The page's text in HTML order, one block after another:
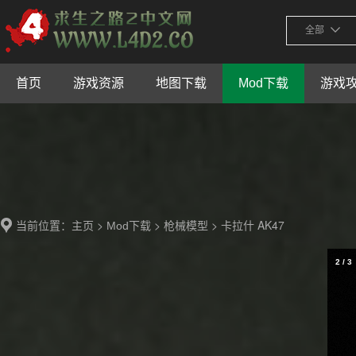
全部
首页 游戏资源 地图下载 Mod下载 游戏
当前位置： 主页 > Mod下载 > 枪械模型 > 卡拉什 AK47
2 / 3